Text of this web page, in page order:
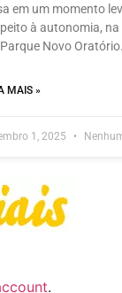
em um momento
à autonomia,
Novo Oratório.
MAIS »
1, 2025
.